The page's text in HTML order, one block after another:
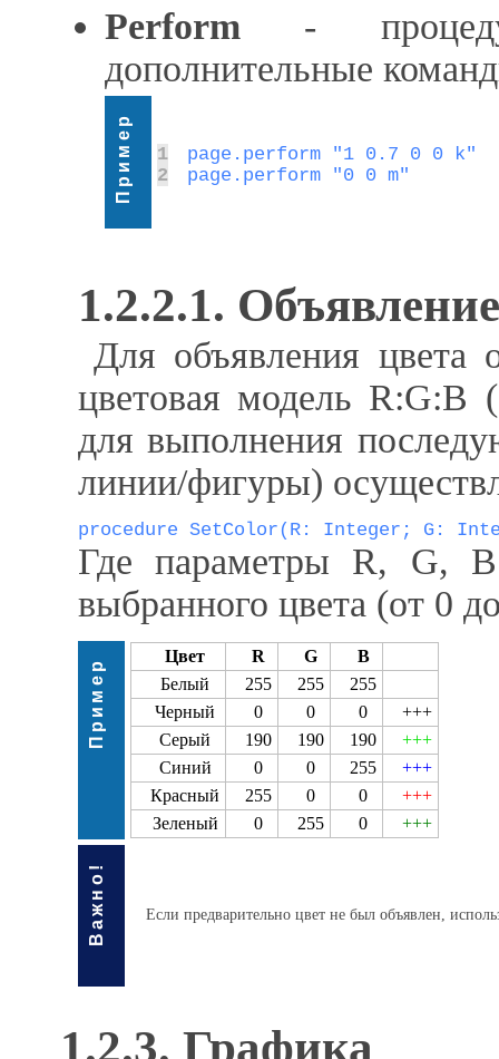
Perform -
дополнительные
Пример 1
2
page.perform "0 0 m"
1.2.2.1.
Для объявления цвета
цветовая модель R:G:B
для выполнения
линии/фигуры)
procedure SetColor(R: Integer; G:
Где параметры R, G, B
выбранного цвета (от 0
Пример
Цвет R G
B
Белый
255 255 255
Черный
0 0 0
+++
Серый
190 190 190
+++
Синий
0 0 255
+++
Красный
255 0 0
+++
Зеленый
0 255 0 +++
Важно! Если предварительно цвет не был объявлен,
1.2.3. Графика